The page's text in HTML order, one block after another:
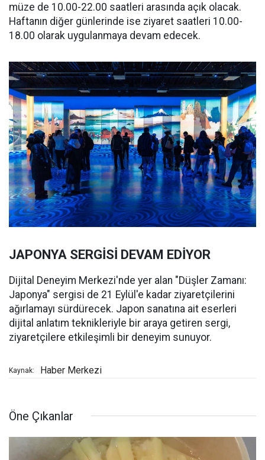
müze de 10.00-22.00 saatleri arasında açık olacak.
Haftanın diğer günlerinde ise ziyaret saatleri 10.00-
18.00 olarak uygulanmaya devam edecek.
JAPONYA SERGİSİ DEVAM EDİYOR
Dijital Deneyim Merkezi'nde yer alan "Düşler Zamanı:
Japonya" sergisi de 21 Eylül'e kadar ziyaretçilerini
ağırlamayı sürdürecek. Japon sanatına ait eserleri
dijital anlatım teknikleriyle bir araya getiren sergi,
ziyaretçilere etkileşimli bir deneyim sunuyor.
Kaynak: Haber Merkezi
Öne Çıkanlar